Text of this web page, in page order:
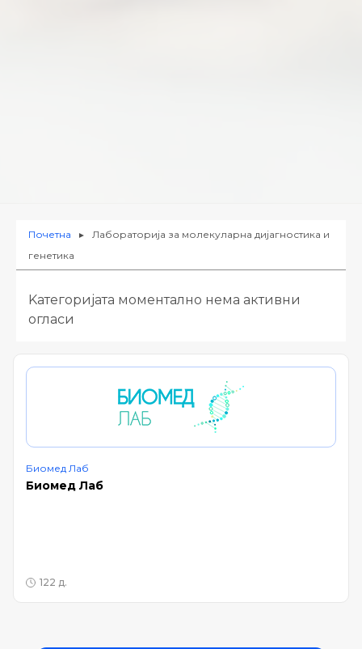
Почетна ►
Лабораторија за молекуларна дијагностика и
генетика
Kатегоријата моментално нема активни
огласи
Биомед Лаб
Биомед Лаб
122 д.